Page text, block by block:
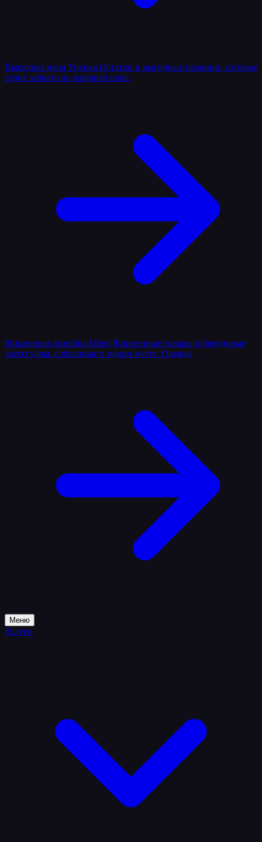
Выгодная цена Уценка Остатки и выгодные позиции, которые
стоит забрать по хорошей цене.
Фирменная линейка Мерч Фирменные товары и брендовые
аксессуары, собранные в одном месте. Одежда
Меню
Услуги